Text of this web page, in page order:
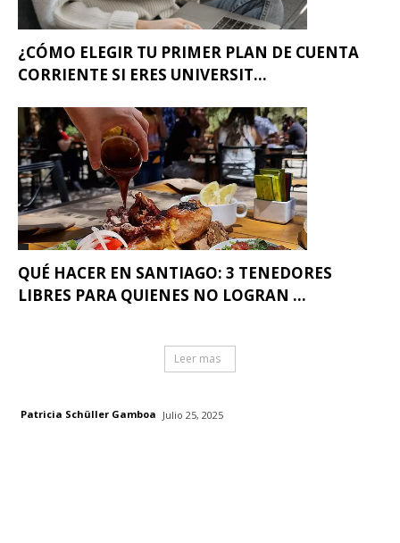
¿CÓMO ELEGIR TU PRIMER PLAN DE CUENTA
CORRIENTE SI ERES UNIVERSIT...
QUÉ HACER EN SANTIAGO: 3 TENEDORES
LIBRES PARA QUIENES NO LOGRAN ...
Leer mas
Patricia Schüller Gamboa Julio 25, 2025